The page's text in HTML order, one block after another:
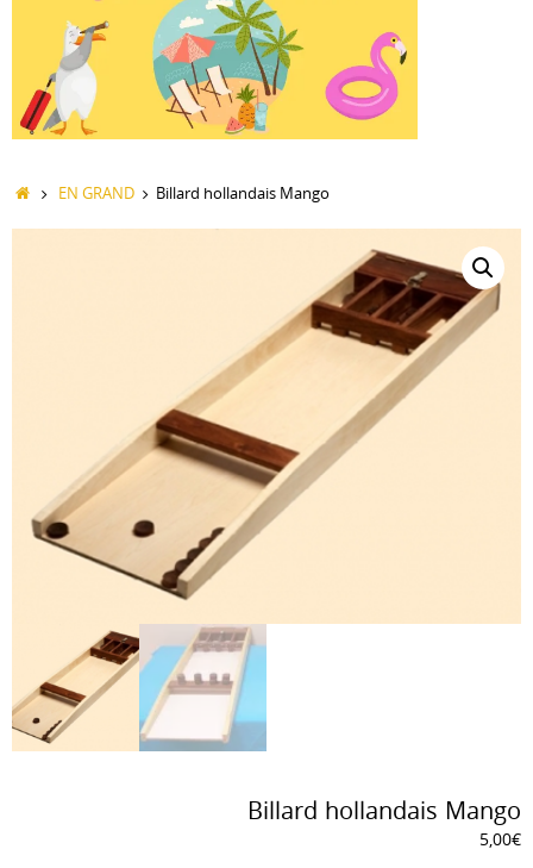
AccueilEN GRAND Billard hollandais Mango
Billard hollandais Mango
5,00€